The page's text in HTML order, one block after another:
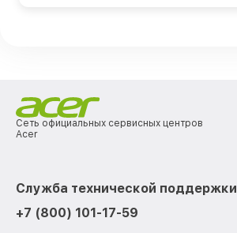
Сеть официальных сервисных центров
Acer
Служба технической поддержки
+7 (800) 101-17-59